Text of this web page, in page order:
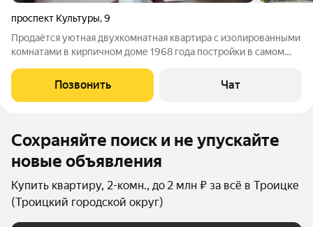
проспект Культуры,9
Продаётся уютная двухкомнатная квартира с изолированными
комнатами в кирпичном доме 1968 года постройки в самом
спокойствие и уединение. В квартире требуется ремонт, но
это даёт возможность
Позвонить Чат
Сохраняйте поиск и не упускайте
новые объявления
Купить квартиру, 2-комн., до 2 млн ₽ за всё в Троицке
(Троицкий городской округ)